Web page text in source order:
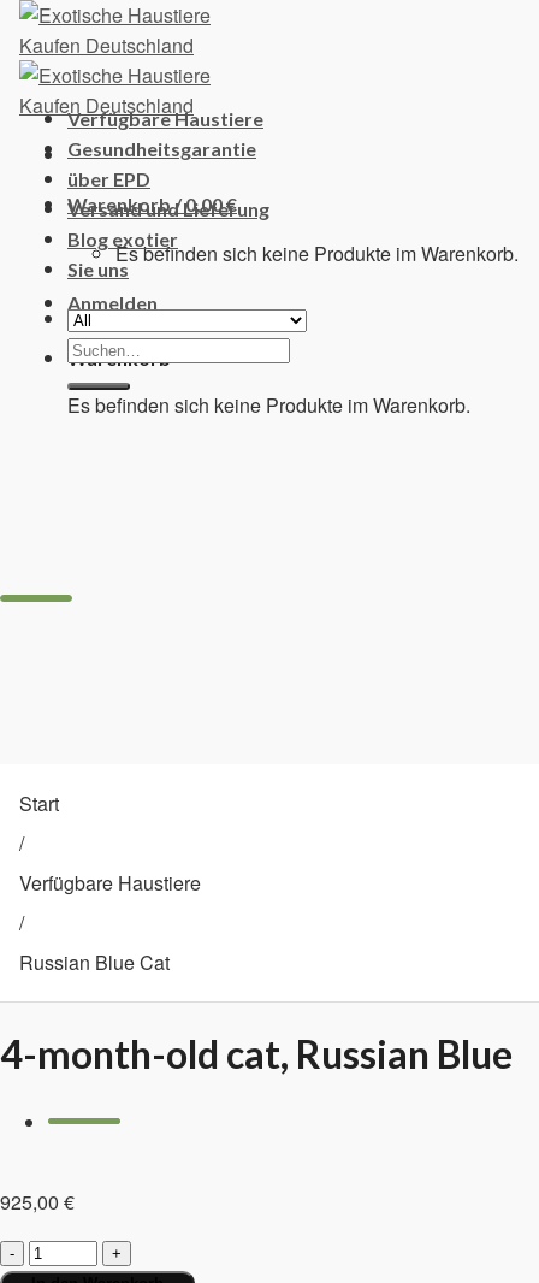
Skip
content
Warenkorb /0,00€
Es befinden sich keine Produkte im Warenkorb.
Anmelden
Warenkorb
Es befinden sich keine Produkte im Warenkorb.
Verfügbare Haustiere
Gesundheitsgarantie
über EPD
Versand und Lieferung
Blog exotier
Sie uns
Suchen
nach:
Start
/
Verfügbare Haustiere
/
Russian Blue Cat
4-month-old cat, Russian Blue
925,00 €
4-